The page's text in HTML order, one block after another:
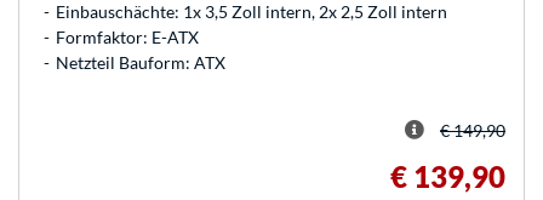
Einbauschächte: 1x 3,5 Zoll intern, 2x 2,5 Zoll intern
Formfaktor: E-ATX
Netzteil Bauform: ATX
€ 149,90
€ 139,90